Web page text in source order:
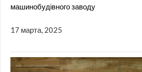
машинобудівного заводу
17 марта, 2025